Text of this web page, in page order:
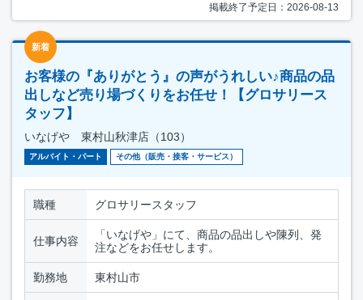
掲載終了予定日：2026-08-13
新着
お客様の『ありがとう』の声がうれしい♪商品の品
出しなど売り場づくりをお任せ！【グロサリース
タッフ】
いなげや 東村山秋津店（103）
アルバイト・パート その他（販売・接客・サービス）
職種 グロサリースタッフ
仕事内容
「いなげや」にて、商品の品出しや陳列、発
注などをお任せします。
勤務地 東村山市